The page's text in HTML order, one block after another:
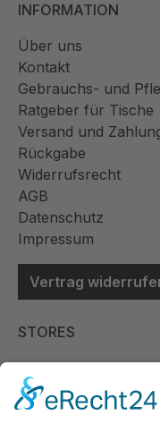
INFORMATION
Über uns
Kontakt
Gebrauchs- und
Ratgeber für Tische
Versand und
Rückgabe
Widerrufsrecht
AGB
Datenschutz
Impressum
Vertrag
STORES
Store Viernheim
Store Berlin
Handelspartner Köln